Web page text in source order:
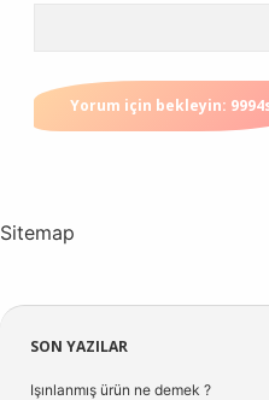
Sitemap
Sidebar
SON YAZILAR
Işınlanmış ürün ne demek ?